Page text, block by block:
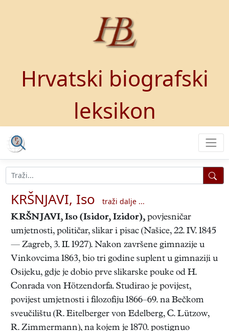
Hrvatski biografski
leksikon
KRŠNJAVI, Iso
traži dalje ...
KRŠNJAVI, Iso (Isidor, Izidor), povjesničar
umjetnosti, političar, slikar i pisac (Našice, 22. IV. 1845
— Zagreb, 3. II. 1927). Nakon završene gimnazije u
Vinkovcima 1863, bio tri godine suplent u gimnaziji u
Osijeku, gdje je dobio prve slikarske pouke od H.
Conrada von Hötzendorfa. Studirao je povijest,
povijest umjetnosti i filozofiju 1866–69. na Bečkom
sveučilištu (R. Eitelberger von Edelberg, C. Lützow,
R. Zimmermann), na kojem je 1870. postignuo